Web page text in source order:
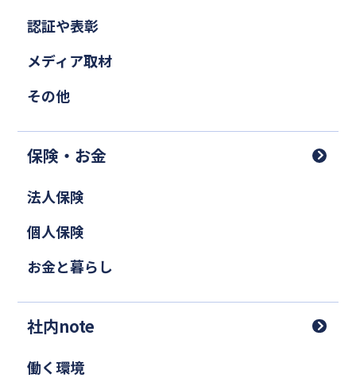
認証や表彰
メディア取材
その他
保険・お金
法人保険
個人保険
お金と暮らし
社内note
働く環境